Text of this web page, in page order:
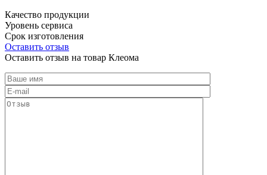
Качество продукции
Уровень сервиса
Срок изготовления
Оставить отзыв
Оставить отзыв на товар Клеома